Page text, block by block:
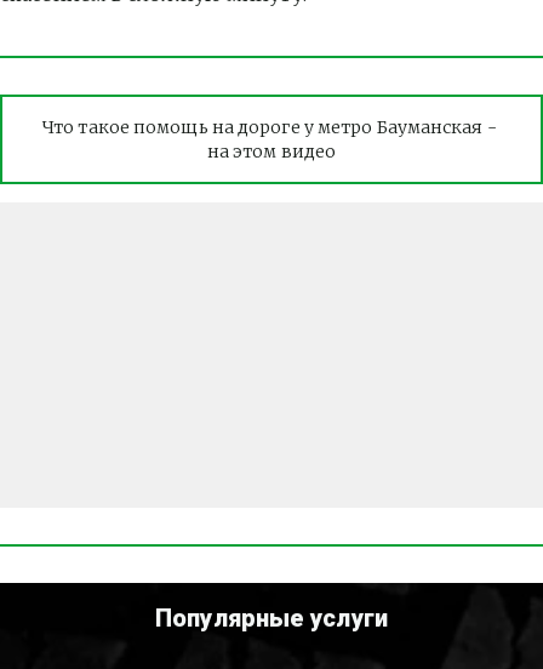
Что такое помощь на дороге у метро Бауманская -
на этом видео
Популярные услуги